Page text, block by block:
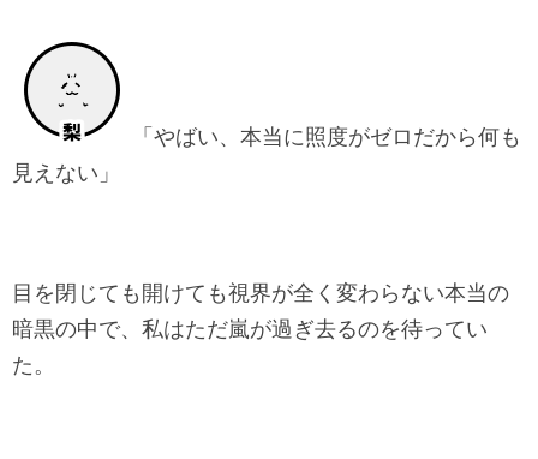
「やばい、本当に照度がゼロだから何も
見えない」
目を閉じても開けても視界が全く変わらない本当の
暗黒の中で、私はただ嵐が過ぎ去るのを待ってい
た。